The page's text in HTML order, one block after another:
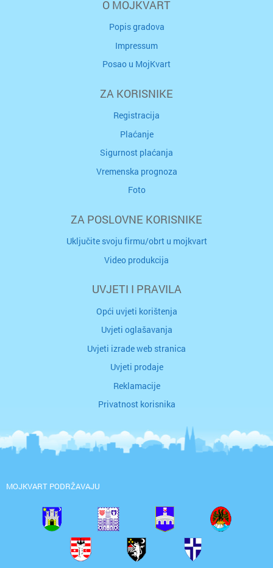
O MOJKVART
Popis gradova
Impressum
Posao u MojKvart
ZA KORISNIKE
Registracija
Plaćanje
Sigurnost plaćanja
Vremenska prognoza
Foto
ZA POSLOVNE KORISNIKE
Uključite svoju firmu/obrt u mojkvart
Video produkcija
UVJETI I PRAVILA
Opći uvjeti korištenja
Uvjeti oglašavanja
Uvjeti izrade web stranica
Uvjeti prodaje
Reklamacije
Privatnost korisnika
MOJKVART PODRŽAVAJU